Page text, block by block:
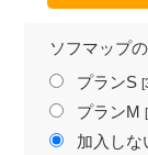
ソフマップ
プランS
プランM
加入しな